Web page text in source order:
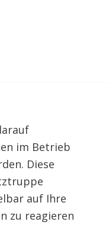
im Betrieb
Diese
auf Ihre
zu reagieren